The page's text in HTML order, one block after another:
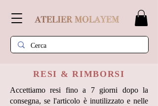
RESI & RIMBORSI
​Accettiamo resi fino a 7 giorni dopo la
consegna, se l'articolo è inutilizzato e nelle